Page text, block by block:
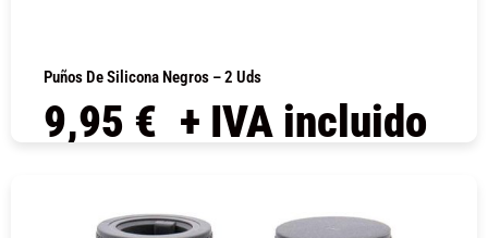
Puños De Silicona Negros – 2 Uds
9,95 € + IVA incluido